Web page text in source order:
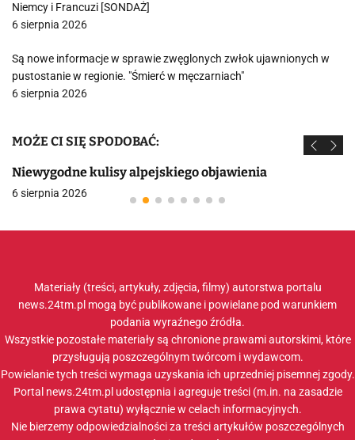
Niemcy i Francuzi [SONDAŻ]
6 sierpnia 2026
Są nowe informacje w sprawie zwęglonych zwłok ujawnionych w
pustostanie w regionie. "Śmierć w męczarniach"
6 sierpnia 2026
MOŻE CI SIĘ SPODOBAĆ:
Niewygodne kulisy alpejskiego objawienia
6 sierpnia 2026
Materiały (treści, artykuły, zdjęcia, filmy) autorstwa portalu
news.24tm.pl mogą być publikowane i powielane pod warunkiem
podania wyraźnego źródła.
Wszystkie pozostałe materiały są chronione prawami autorskimi, które
przysługują poszczególnym twórcom i wydawcom.
Powielanie tych treści wymaga uzyskania ich uprzedniej pisemnej zgody.
Portal news.24tm.pl udostępnia i agreguje treści (m.in. na zasadzie
prawa cytatu) wyłącznie w celach informacyjnych.
Nie bierzemy odpowiedzialności za treści artykułów poszczególnych